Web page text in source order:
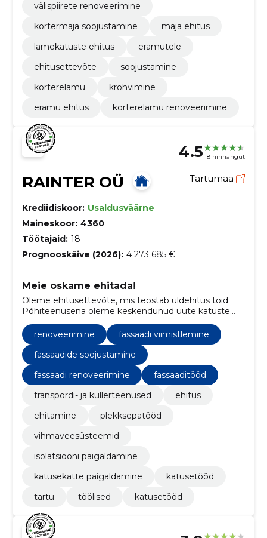
välispiirete renoveerimine
kortermaja soojustamine
maja ehitus
lamekatuste ehitus
eramutele
ehitusettevõte
soojustamine
korterelamu
krohvimine
eramu ehitus
korterelamu renoveerimine
4.5 8 hinnangut
RAINTER OÜ Tartumaa
Krediidiskoor: Usaldusväärne
Maineskoor: 4360
Töötajaid: 18
Prognooskäive (2026): 4 273 685 €
Meie oskame ehitada!
Oleme ehitusettevõte, mis teostab üldehitus töid.
Põhiteenusena oleme keskendunud uute katuste
ehitamisele kui ka olemasolevate renoveerimise ja
hooldamisele.
renoveerimine
fassaadi viimistlemine
fassaadide soojustamine
fassaadi renoveerimine
fassaaditööd
transpordi- ja kullerteenused
ehitus
ehitamine
plekksepatööd
vihmaveesüsteemid
isolatsiooni paigaldamine
katusekatte paigaldamine
katusetööd
tartu
töölised katusetööd